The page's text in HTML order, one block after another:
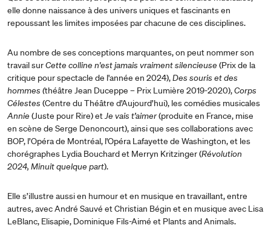
elle donne naissance à des univers uniques et fascinants en
repoussant les limites imposées par chacune de ces disciplines.
Au nombre de ses conceptions marquantes, on peut nommer son
travail surCette colline n'est jamais vraiment silencieuse (Prix de la
critique pour spectacle de l'année en 2024),Des souris et des
hommes (théâtre Jean Duceppe – Prix Lumière 2019-2020),Corps
Célestes (Centre du Théâtre d’Aujourd’hui), les comédies musicales
Annie (Juste pour Rire) etJe vais t’aimer(produite en France, mise
en scène de Serge Denoncourt), ainsi que ses collaborations avec
BOP, l’Opéra de Montréal, l'Opéra Lafayette de Washington, et les
chorégraphes Lydia Bouchard et Merryn Kritzinger (Révolution
2024, Minuit quelque part).
Elle s’illustre aussi en humour et en musique en travaillant, entre
autres, avec André Sauvé et Christian Bégin et en musique avec Lisa
LeBlanc, Elisapie, Dominique Fils-Aimé et Plants and Animals.